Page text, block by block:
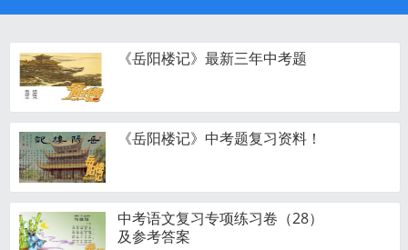
《岳阳楼记》最新三年中考题
《岳阳楼记》中考题复习资料！
中考语文复习专项练习卷（28）
及参考答案